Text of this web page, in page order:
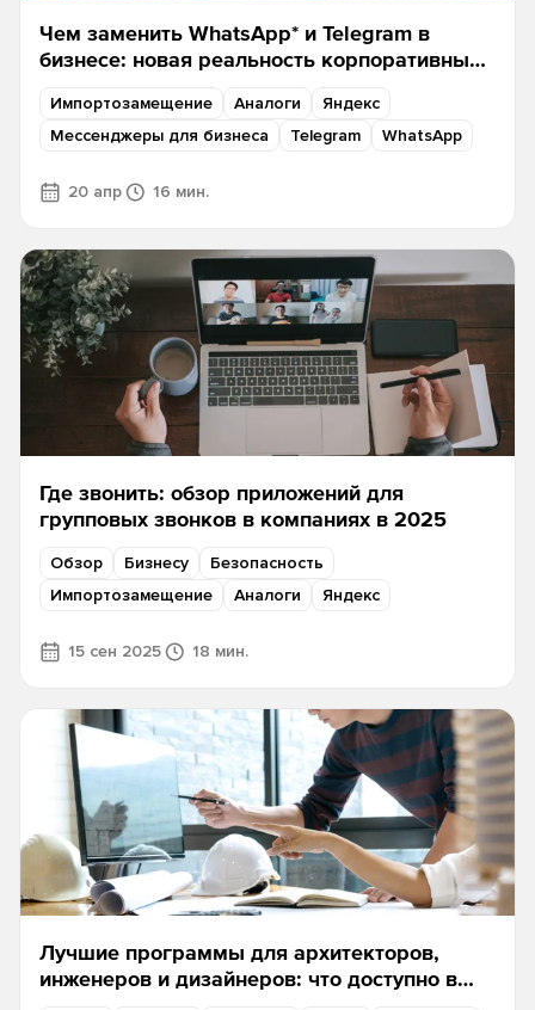
Чем заменить WhatsApp* и Telegram в
бизнесе: новая реальность корпоративных
Импортозамещение Аналоги
Яндекс
Мессенджеры для бизнеса
Telegram WhatsApp
20 апр 16 мин.
Где звонить: обзор приложений для
групповых звонков в компаниях в 2025
Обзор Бизнесу
Безопасность
Импортозамещение
Аналоги Яндекс
15 сен 2025 18 мин.
Лучшие программы для архитекторов,
инженеров и дизайнеров: что доступно в